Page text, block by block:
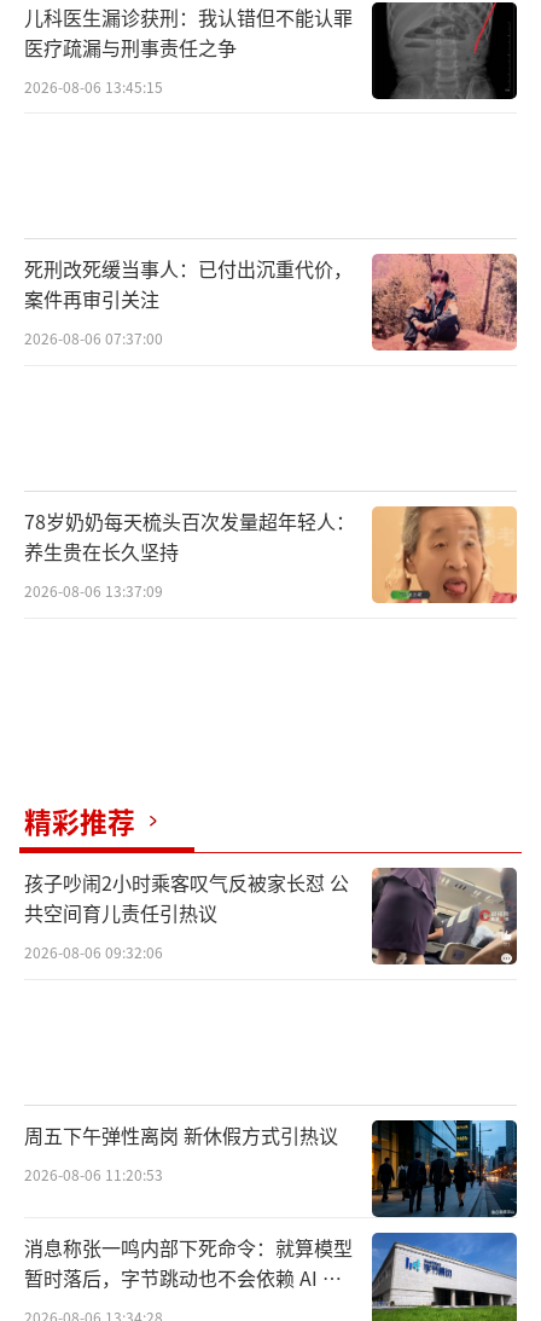
儿科医生漏诊获刑：我认错但不能认罪
医疗疏漏与刑事责任之争
2026-08-06 13:45:15
死刑改死缓当事人：已付出沉重代价，
案件再审引关注
2026-08-06 07:37:00
78岁奶奶每天梳头百次发量超年轻人：
养生贵在长久坚持
2026-08-06 13:37:09
精彩推荐
孩子吵闹2小时乘客叹气反被家长怼 公
共空间育儿责任引热议
2026-08-06 09:32:06
周五下午弹性离岗 新休假方式引热议
2026-08-06 11:20:53
消息称张一鸣内部下死命令：就算模型
暂时落后，字节跳动也不会依赖 AI 蒸
馏技术
2026-08-06 13:34:28